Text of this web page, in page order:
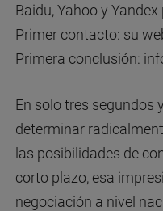
Baidu, Yahoo y Yandex
Primer contacto: su
Primera conclusión:
En solo tres segundos
determinar
las posibilidades de
corto plazo, esa
negociación a nivel